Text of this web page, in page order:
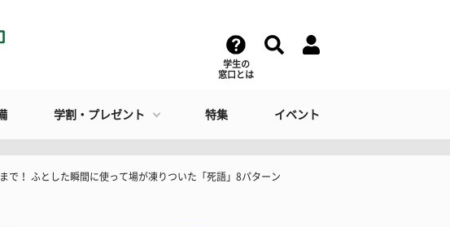
学生の
窓口とは
学割・プレゼント 特集 イベント
で！ ふとした瞬間に使って場が凍りついた「死語」8パターン